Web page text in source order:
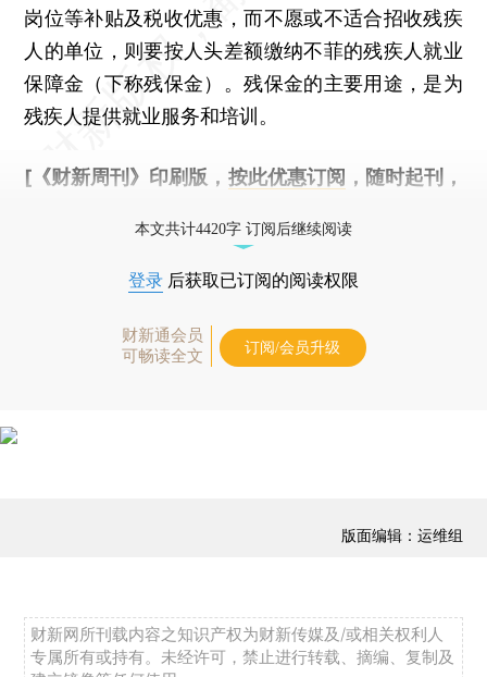
岗位等补贴及税收优惠，而不愿或不适合招收残疾
人的单位，则要按人头差额缴纳不菲的残疾人就业
保障金（下称残保金）。残保金的主要用途，是为
残疾人提供就业服务和培训。
[《财新周刊》印刷版， 按此优惠订阅 ，随时起刊，
本文共计4420字 订阅后继续阅读
登录 后获取已订阅的阅读权限
财新通会员
可畅读全文
订阅/会员升级
版面编辑：运维组
财新网所刊载内容之知识产权为财新传媒及/或相关权利人
专属所有或持有。未经许可，禁止进行转载、摘编、复制及